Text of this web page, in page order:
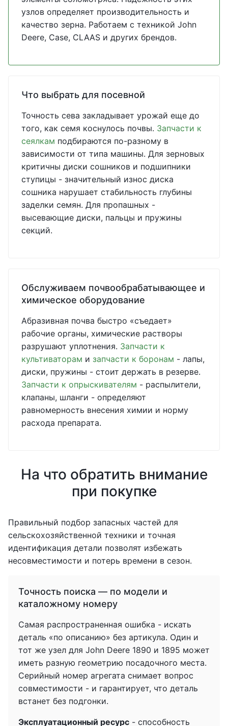
узлов определяет производительность и
качество зерна. Работаем с техникой John
Deere, Case, CLAAS и других брендов.
Что выбрать для посевной
Точность сева закладывает урожай еще до
того, как семя коснулось почвы. Запчасти к
сеялкам подбираются по-разному в
зависимости от типа машины. Для зерновых
критичны диски сошников и подшипники
ступицы - значительный износ диска
сошника нарушает стабильность глубины
заделки семян. Для пропашных -
высевающие диски, пальцы и пружины
секций.
Обслуживаем почвообрабатывающее и
химическое оборудование
Абразивная почва быстро «съедает»
рабочие органы, химические растворы
разрушают уплотнения. Запчасти к
культиваторам и запчасти к боронам - лапы,
диски, пружины - стоит держать в резерве.
Запчасти к опрыскивателям - распылители,
клапаны, шланги - определяют
равномерность внесения химии и норму
расхода препарата.
На что обратить внимание
при покупке
Правильный подбор запасных частей для
сельскохозяйственной техники и точная
идентификация детали позволят избежать
несовместимости и потерь времени в сезон.
Точность поиска — по модели и
каталожному номеру
Самая распространенная ошибка - искать
деталь «по описанию» без артикула. Один и
тот же узел для John Deere 1890 и 1895 может
иметь разную геометрию посадочного места.
Серийный номер агрегата снимает вопрос
совместимости - и гарантирует, что деталь
встанет без подгонки.
Эксплуатационный ресурс - способность